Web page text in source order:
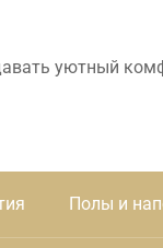
уютный
Полы и